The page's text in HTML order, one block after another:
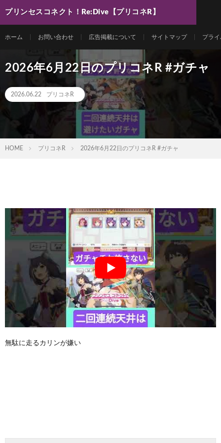
プリンセスコネクト！Re:Dive【プリコネR】
ホーム お問い合わせ 広告掲載について サイトマップ プラ
2026年6月22日のプリコネR #ガチャ
2026.06.22 プリコネR
HOME プリコネR 2026年6月22日のプリコネR #ガチャ
無駄に走るカリンが嫌い